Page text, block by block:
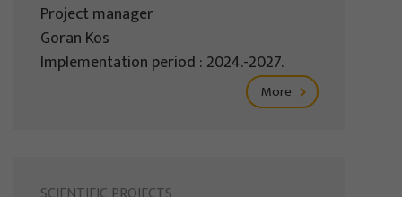
Project manager
Goran Kos
Implementation period : 2024.-2027.
More